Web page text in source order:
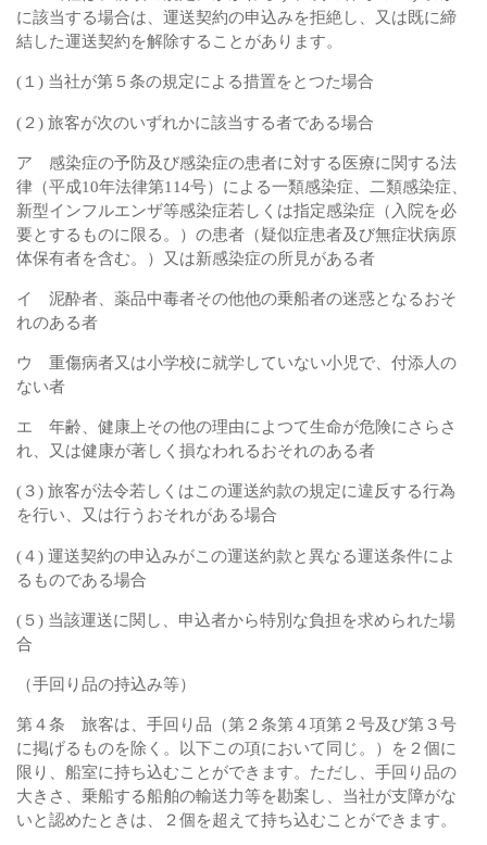
に該当する場合は、運送契約の申込みを拒絶し、又は既に締
結した運送契約を解除することがあります。
(１) 当社が第５条の規定による措置をとつた場合
(２) 旅客が次のいずれかに該当する者である場合
ア 感染症の予防及び感染症の患者に対する医療に関する法
律（平成10年法律第114号）による一類感染症、二類感染症、
新型インフルエンザ等感染症若しくは指定感染症（入院を必
要とするものに限る。）の患者（疑似症患者及び無症状病原
体保有者を含む。）又は新感染症の所見がある者
イ 泥酔者、薬品中毒者その他他の乗船者の迷惑となるおそ
れのある者
ウ 重傷病者又は小学校に就学していない小児で、付添人の
ない者
エ 年齢、健康上その他の理由によつて生命が危険にさらさ
れ、又は健康が著しく損なわれるおそれのある者
(３) 旅客が法令若しくはこの運送約款の規定に違反する行為
を行い、又は行うおそれがある場合
(４) 運送契約の申込みがこの運送約款と異なる運送条件によ
るものである場合
(５) 当該運送に関し、申込者から特別な負担を求められた場
合
（手回り品の持込み等）
第４条 旅客は、手回り品（第２条第４項第２号及び第３号
に掲げるものを除く。以下この項において同じ。）を２個に
限り、船室に持ち込むことができます。ただし、手回り品の
大きさ、乗船する船舶の輸送力等を勘案し、当社が支障がな
いと認めたときは、２個を超えて持ち込むことができます。